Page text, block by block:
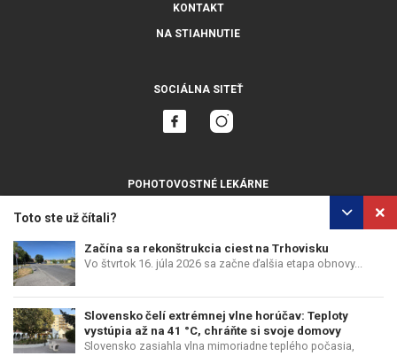
Toto ste už čítali?
Začína sa rekonštrukcia ciest na Trhovisku
Vo štvrtok 16. júla 2026 sa začne ďalšia etapa obnovy...
Slovensko čelí extrémnej vlne horúčav: Teploty
vystúpia až na 41 °C, chráňte si svoje domovy
Slovensko zasiahla vlna mimoriadne teplého počasia,
KONTAKT
NA STIAHNUTIE
SOCIÁLNA SITEŤ
POHOTOVOSTNÉ LEKÁRNE
OCHRANA OSOBNÝCH ÚDAJOV
COPYRIGHT © PERFECTS, A.S. WEB DESIGN:EPIX MEDIA